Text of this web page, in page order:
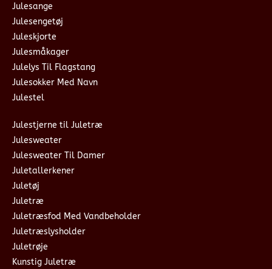
Julesange
Julesengetøj
Juleskjorte
Julesmåkager
Julelys Til Flagstang
Julesokker Med Navn
Julestel
Julestjerne til Juletræ
Julesweater
Julesweater Til Damer
Juletallerkener
Juletøj
Juletræ
Juletræsfod Med Vandbeholder
Juletræslysholder
Juletrøje
Kunstig Juletræ